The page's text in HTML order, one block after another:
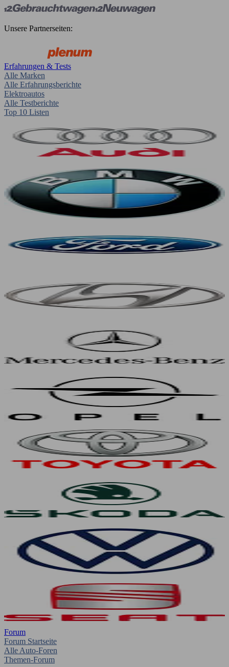
Unsere Partnerseiten:
Erfahrungen & Tests
Alle Marken
Alle Erfahrungsberichte
Elektroautos
Alle Testberichte
Top 10 Listen
Forum
Forum Startseite
Alle Auto-Foren
Themen-Forum